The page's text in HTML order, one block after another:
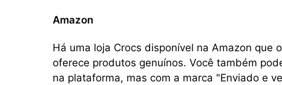
Amazon
Há uma loja Crocs disponível na Amazon que
oferece produtos genuínos. Você também
na plataforma, mas com a marca "Enviado e